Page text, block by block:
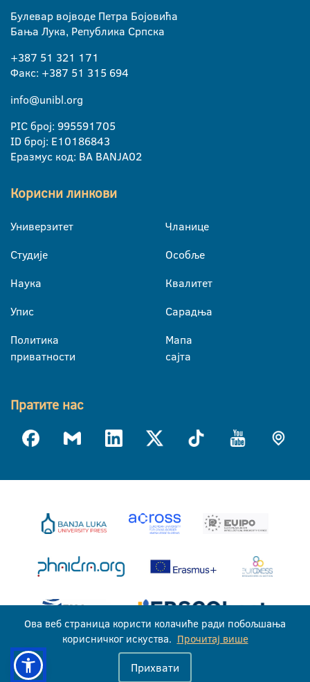
Булевар војводе Петра Бојовића
Бања Лука, Република Српска
+387 51 321 171
Факс: +387 51 315 694
info@unibl.org
PIC број: 995591705
ID број: E10186843
Еразмус код: BA BANJA02
Корисни линкови
Универзитет
Студије
Наука
Упис
Политика
приватности
Чланице
Особље
Квалитет
Сарадња
Мапа
сајта
Пратите нас
Сва права задржана
Ова веб страница користи колачиће ради побољшања
корисничког искуства. Прочитај више
Прихвати